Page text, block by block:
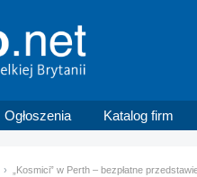
Ogłoszenia Katalog firm
„Kosmici” w Perth – bezpłatne